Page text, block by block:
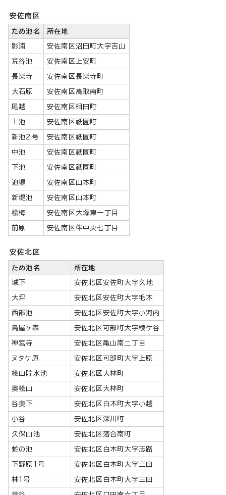
安佐南区
ため池名 所在地
影浦 安佐南区沼田町大字吉山
荒谷池 安佐南区上安町
長楽寺 安佐南区長楽寺町
大石原 安佐南区高取南町
尾越 安佐南区相田町
上池 安佐南区祇園町
新池2号 安佐南区祇園町
中池 安佐南区祇園町
下池 安佐南区祇園町
迫堤 安佐南区山本町
新堤池 安佐南区山本町
桧梅 安佐南区大塚東一丁目
前原 安佐南区伴中央七丁目
安佐北区
ため池名 所在地
城下 安佐北区安佐町大字久地
大坪 安佐北区安佐町大字毛木
西部池 安佐北区安佐町大字小河内
鳥屋ヶ森 安佐北区可部町大字綾ケ谷
神宮寺 安佐北区亀山南二丁目
ヌタケ原 安佐北区可部町大字上原
桧山貯水池 安佐北区大林町
奥桧山 安佐北区大林町
谷奥下 安佐北区白木町大字小越
小谷 安佐北区深川町
久保山池 安佐北区落合南町
蛇の池 安佐北区白木町大字志路
下野原1号 安佐北区白木町大字三田
林1号 安佐北区白木町大字三田